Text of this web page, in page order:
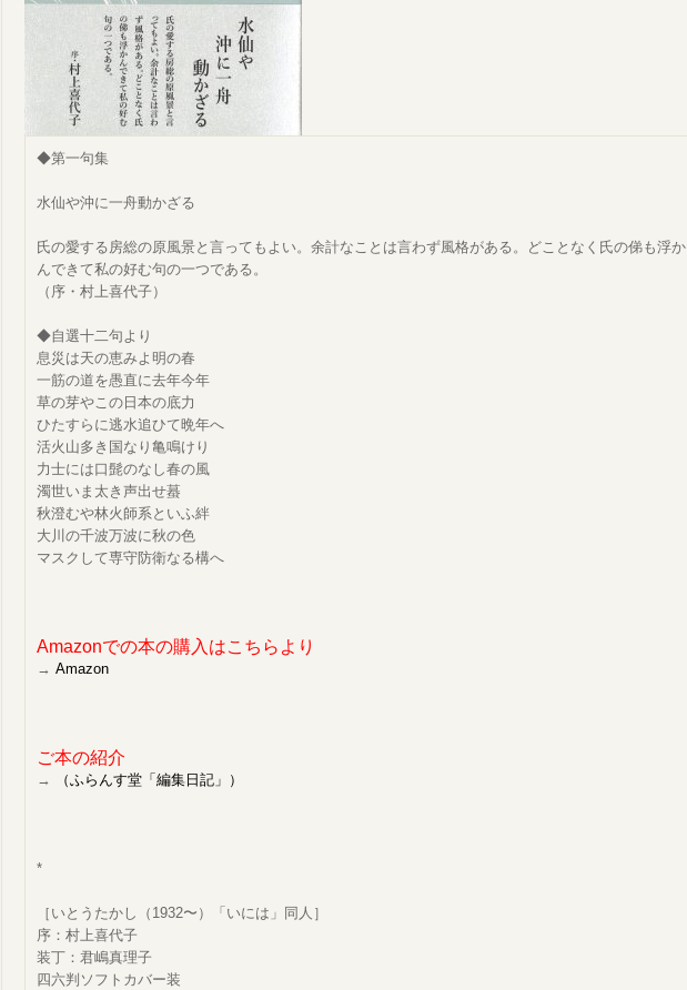
◆第一句集
水仙や沖に一舟動かざる
氏の愛する房総の原風景と言ってもよい。余計なことは言わず風格がある。どことなく氏の俤も浮か
んできて私の好む句の一つである。
（序・村上喜代子）
◆自選十二句より
息災は天の恵みよ明の春
一筋の道を愚直に去年今年
草の芽やこの日本の底力
ひたすらに逃水追ひて晩年へ
活火山多き国なり亀鳴けり
力士には口髭のなし春の風
濁世いま太き声出せ蟇
秋澄むや林火師系といふ絆
大川の千波万波に秋の色
マスクして専守防衛なる構へ
Amazonでの本の購入はこちらより
→ Amazon
ご本の紹介
→ （ふらんす堂「編集日記」）
*
［いとうたかし（1932〜）「いには」同人］
序：村上喜代子
装丁：君嶋真理子
四六判ソフトカバー装